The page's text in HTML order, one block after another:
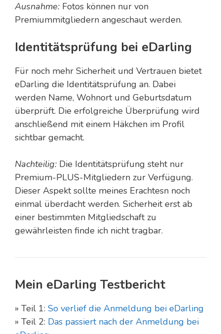
Ausnahme: Fotos können nur von
Premiummitgliedern angeschaut werden.
Identitätsprüfung bei eDarling
Für noch mehr Sicherheit und Vertrauen bietet
eDarling die Identitätsprüfung an. Dabei
werden Name, Wohnort und Geburtsdatum
überprüft. Die erfolgreiche Überprüfung wird
anschließend mit einem Häkchen im Profil
sichtbar gemacht.
Nachteilig: Die Identitätsprüfung steht nur
Premium-PLUS-Mitgliedern zur Verfügung.
Dieser Aspekt sollte meines Erachtesn noch
einmal überdacht werden. Sicherheit erst ab
einer bestimmten Mitgliedschaft zu
gewährleisten finde ich nicht tragbar.
Mein eDarling Testbericht
» Teil 1: So verlief die Anmeldung bei eDarling
» Teil 2: Das passiert nach der Anmeldung bei